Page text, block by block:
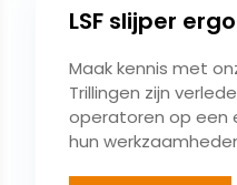
LSF slijper
Maak kennis met
Trillingen zijn
operatoren op een
hun